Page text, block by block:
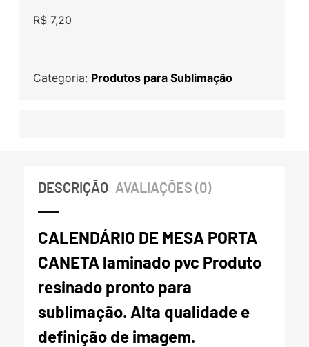
R$7,20
Categoria: Produtos para Sublimação
DESCRIÇÃO AVALIAÇÕES (0)
CALENDÁRIO DE MESA PORTA
CANETA laminado pvc Produto
resinado pronto para
sublimação. Alta qualidade e
definição de imagem.